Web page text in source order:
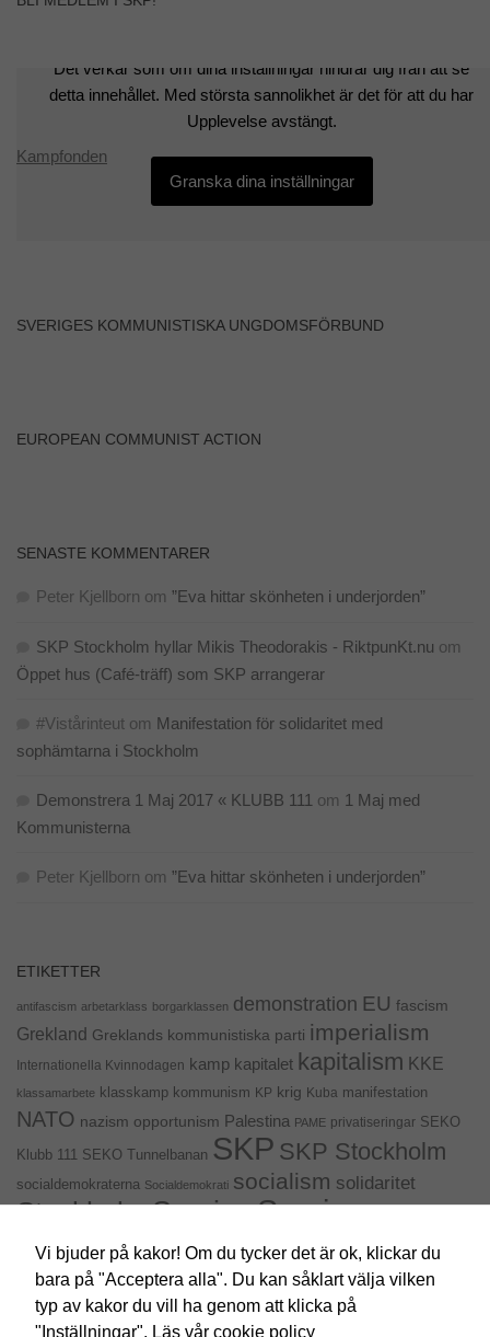
Kampfonden
Det verkar som om dina inställningar hindrar dig från att se
detta innehållet. Med största sannolikhet är det för att du har
Upplevelse avstängt.
Granska dina inställningar
SVERIGES KOMMUNISTISKA UNGDOMSFÖRBUND
EUROPEAN COMMUNIST ACTION
SENASTE KOMMENTARER
Peter Kjellborn om ”Eva hittar skönheten i underjorden”
SKP Stockholm hyllar Mikis Theodorakis - RiktpunKt.nu om
Öppet hus (Café-träff) som SKP arrangerar
#Vistårinteut om Manifestation för solidaritet med
sophämtarna i Stockholm
Demonstrera 1 Maj 2017 « KLUBB 111 om 1 Maj med
Kommunisterna
Peter Kjellborn om ”Eva hittar skönheten i underjorden”
ETIKETTER
antifascism arbetarklass borgarklassen demonstration EU fascism
Grekland Greklands kommunistiska parti imperialism
Internationella Kvinnodagen kamp kapitalet kapitalism KKE
klassamarbete klasskamp kommunism KP krig Kuba manifestation
NATO nazism opportunism Palestina PAME privatiseringar SEKO
Klubb 111 SEKO Tunnelbanan SKP SKP Stockholm
socialdemokraterna Socialdemokrati socialism solidaritet
StockholmSverigeSveriges
kommunistiska parti Sveriges Kommunistisk Ungdom
SYRIZA Ukraina USA uttalande val val 2014
Vi bjuder på kakor! Om du tycker det är ok, klickar du
bara på "Acceptera alla". Du kan såklart välja vilken
typ av kakor du vill ha genom att klicka på
"Inställningar". Läs vår cookie policy